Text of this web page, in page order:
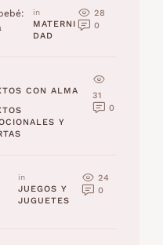
in
MATERNI
DAD
28
0
CON ALMA
Y
31
0
in
JUEGOS Y
JUGUETES
24
0